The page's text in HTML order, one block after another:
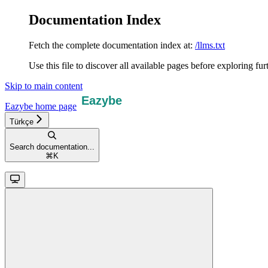
Documentation Index
Fetch the complete documentation index at: /llms.txt
Use this file to discover all available pages before exploring
Skip to main content
Eazybe home page
Türkçe
Search documentation...
⌘ K